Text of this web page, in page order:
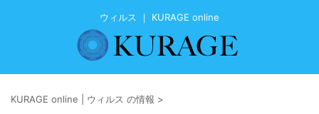
ウィルス ｜ KURAGE online
KURAGE online | ウィルス の情報 >